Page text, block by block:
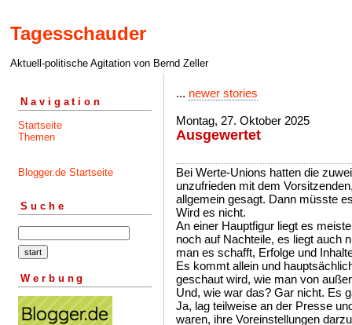
Tagesschauder
Aktuell-politische Agitation von Bernd Zeller
Navigation
Startseite
Themen
Blogger.de Startseite
Suche
Werbung
... newer stories
Montag, 27. Oktober 2025
Ausgewertet
Bei Werte-Unions hatten die
unzufrieden mit dem
allgemein gesagt. Dann müsste
Wird es nicht.
An einer Hauptfigur liegt es
noch auf Nachteile, es liegt auch
man es schafft, Erfolge und
Es kommt allein und
geschaut wird, wie man von
Und, wie war das? Gar nicht. Es
Ja, lag teilweise an der Presse
waren, ihre Voreinstellungen